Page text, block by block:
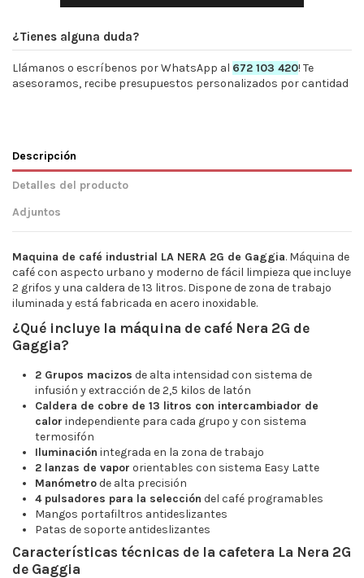
¿Tienes alguna duda?
Llámanos o escríbenos por WhatsApp al 672 103 420! Te
asesoramos, recibe presupuestos personalizados por cantidad
Descripción
Detalles del producto
Adjuntos
Maquina de café industrial LA NERA 2G de Gaggia. Máquina de
café con aspecto urbano y moderno de fácil limpieza que incluye
2 grifos y una caldera de 13 litros. Dispone de zona de trabajo
iluminada y está fabricada en acero inoxidable.
¿Qué incluye la máquina de café Nera 2G de
Gaggia?
2 Grupos macizos de alta intensidad con sistema de
infusión y extracción de 2,5 kilos de latón
Caldera de cobre de 13 litros con intercambiador de
calor independiente para cada grupo y con sistema
termosifón
Iluminación integrada en la zona de trabajo
2 lanzas de vapor orientables con sistema Easy Latte
Manómetro de alta precisión
4 pulsadores para la selección del café programables
Mangos portafiltros antideslizantes
Patas de soporte antideslizantes
Características técnicas de la cafetera La Nera 2G
de Gaggia